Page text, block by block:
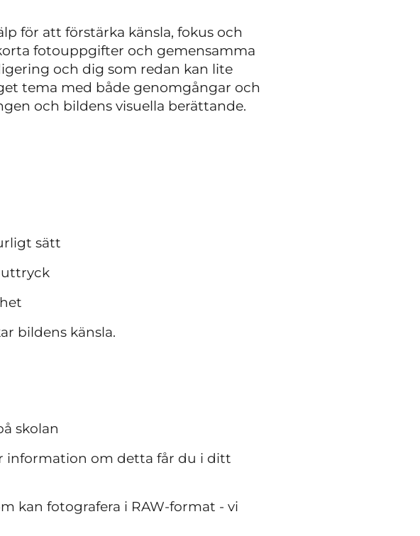
för att förstärka känsla, fokus och
fotouppgifter och gemensamma
och dig som redan kan lite
tema med både genomgångar och
och bildens visuella berättande.
sätt
bildens känsla.
skolan
information om detta får du i ditt
kan fotografera i RAW-format - vi